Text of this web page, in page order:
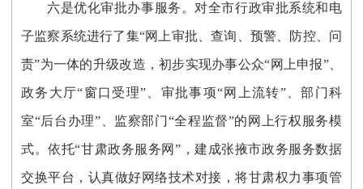
六是优化审批办事服务。 对全市行政审批系统和电
子监察系统进行了集“网上审批、查询、预警、防控、问
责”为一体的升级改造，初步实现办事公众“网上申报”、
政务大厅“窗口受理”、审批事项“网上流转”、部门科
室“后台办理”、监察部门“全程监督”的网上行权服务模
式。依托“甘肃政务服务网”，建成张掖市政务服务数据
交换平台，认真做好网络技术对接，将甘肃权力事项管